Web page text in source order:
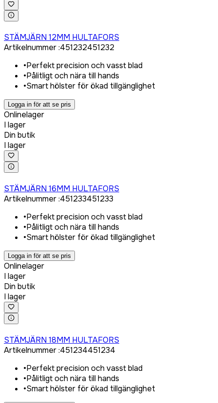
STÄMJÄRN 12MM HULTAFORS
Artikelnummer:451232451232
•Perfekt precision och vasst blad
•Pålitligt och nära till hands
•Smart hölster för ökad tillgänglighet
Logga in för att se pris
Onlinelager
I lager
Din butik
I lager
STÄMJÄRN 16MM HULTAFORS
Artikelnummer:451233451233
•Perfekt precision och vasst blad
•Pålitligt och nära till hands
•Smart hölster för ökad tillgänglighet
Logga in för att se pris
Onlinelager
I lager
Din butik
I lager
STÄMJÄRN 18MM HULTAFORS
Artikelnummer:451234451234
•Perfekt precision och vasst blad
•Pålitligt och nära till hands
•Smart hölster för ökad tillgänglighet